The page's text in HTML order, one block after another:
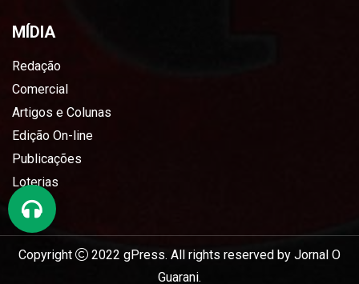
MÍDIA
Redação
Comercial
Artigos e Colunas
Edição On-line
Publicações
Loterias
Copyright 2022 gPress. All rights reserved by Jornal O
Guarani.